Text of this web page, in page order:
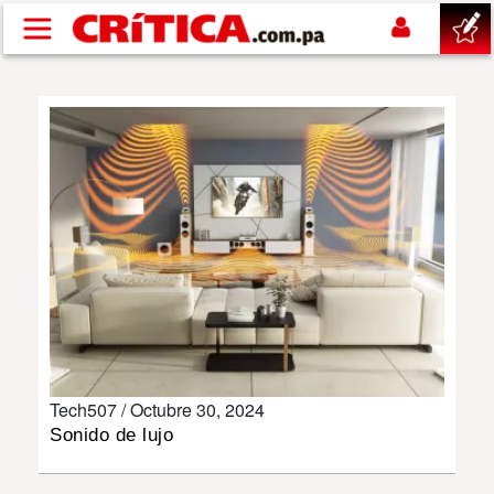
Pasar al contenido principal
NACIONAL
POLÍTICA
SHOW
DEPORTES
MUNDO
Tech507 /Octubre 30, 2024
Sonido de lujo